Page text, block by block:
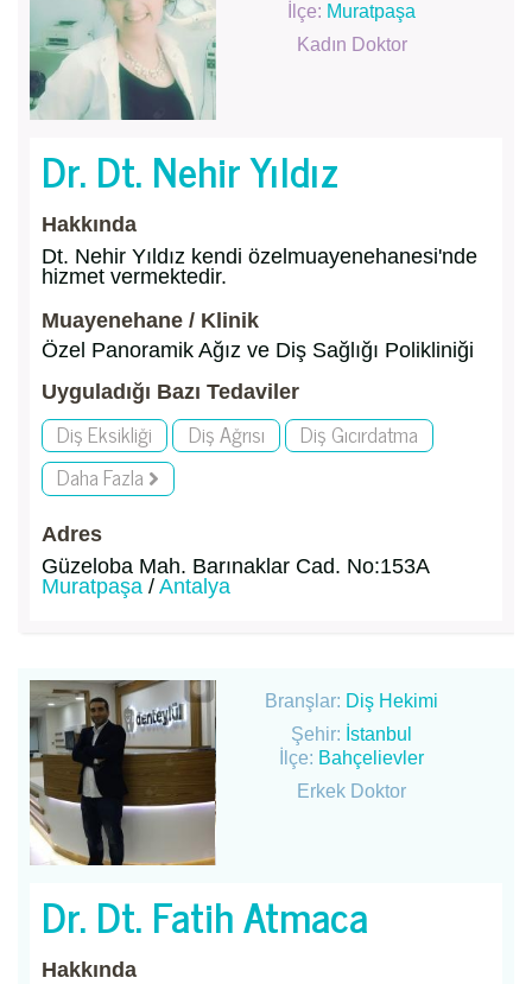
İlçe: Muratpaşa
Kadın Doktor
Dr. Dt. Nehir Yıldız
Hakkında
Dt. Nehir Yıldız kendi özelmuayenehanesi'nde
hizmet vermektedir.
Muayenehane / Klinik
Özel Panoramik Ağız ve Diş Sağlığı Polikliniği
Uyguladığı Bazı Tedaviler
Diş Eksikliği Diş Ağrısı
Diş Gıcırdatma
Daha Fazla
Adres
Güzeloba Mah. Barınaklar Cad. No:153A
Muratpaşa / Antalya
Branşlar: Diş Hekimi
Şehir: İstanbul
İlçe: Bahçelievler
Erkek Doktor
Dr. Dt. Fatih Atmaca
Hakkında